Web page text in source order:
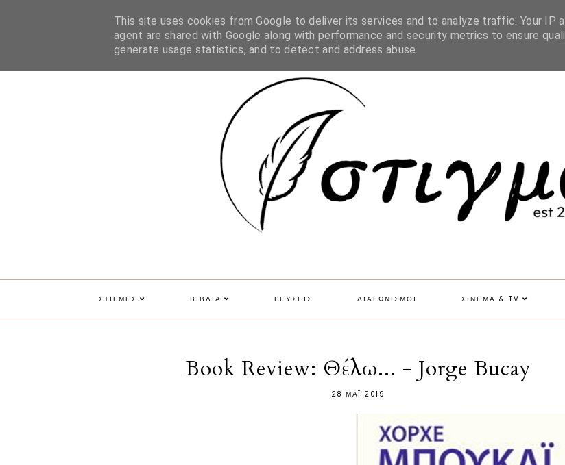
ΠΟΙΑ ΕΙΜΑΙ ΕΠΙΚΟΙΝΩΝΙΑ GDPR SITE MAP
ΣΤΙΓΜΕΣ ΒΙΒΛΙΑ ΓΕΥΣΕΙΣ ΔΙΑΓΩΝΙΣΜΟΙ ΣΙΝΕΜΑ & TV
Book Review: Θέλω... - Jorge Bucay
28 ΜΑΪ́ 2019
This site uses cookies from Google to deliver its services and to analyze traffic. Your IP
agent are shared with Google along with performance and security metrics to ensure
generate usage statistics, and to detect and address abuse.